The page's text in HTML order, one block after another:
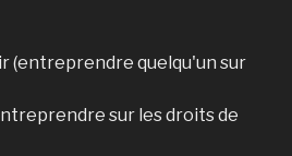
(entreprendre quelqu'un sur
sur les droits de